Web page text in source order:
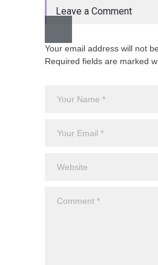
Leave a Comment
Your email address will not
Required fields are marked